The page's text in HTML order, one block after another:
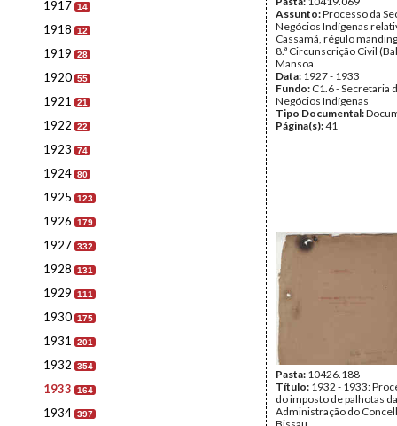
1917 14
1918 12
1919 28
1920 55
1921 21
1922 22
1923 74
1924 80
1925 123
1926 179
1927 332
1928 131
1929 111
1930 175
1931 201
1932 354
1933 164
1934 397
Assunto:Processo da
Negócios Indígenas
Cassamá, régulo
8.ª Circunscrição Civil
Mansoa.
Data: 1927 - 1933
Fundo: C1.6 - Secretaria
Negócios Indígenas
Tipo Documental:
Página(s):41
Pasta: 10426.188
Título: 1932 - 1933:
do imposto de palhotas da
Administração do